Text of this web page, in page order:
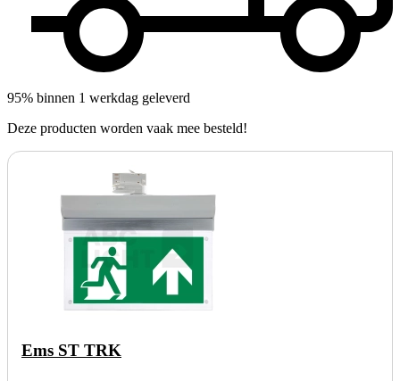
95% binnen 1 werkdag geleverd
Deze producten worden vaak mee besteld!
Ems ST TRK